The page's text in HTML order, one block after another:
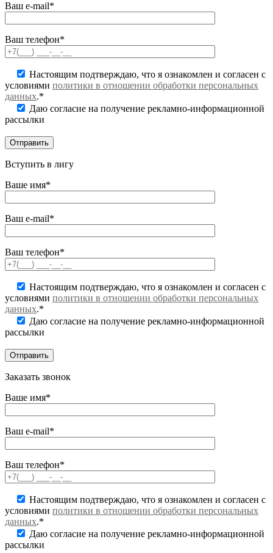
Ваш e-mail*
Ваш телефон*
Настоящим подтверждаю, что я ознакомлен и согласен с
условиями политики в отношении обработки персональных
данных.*
Даю согласие на получение рекламно-информационной
рассылки
Вступить в лигу
Ваше имя*
Ваш e-mail*
Ваш телефон*
Настоящим подтверждаю, что я ознакомлен и согласен с
условиями политики в отношении обработки персональных
данных.*
Даю согласие на получение рекламно-информационной
рассылки
Заказать звонок
Ваше имя*
Ваш e-mail*
Ваш телефон*
Настоящим подтверждаю, что я ознакомлен и согласен с
условиями политики в отношении обработки персональных
данных.*
Даю согласие на получение рекламно-информационной
рассылки